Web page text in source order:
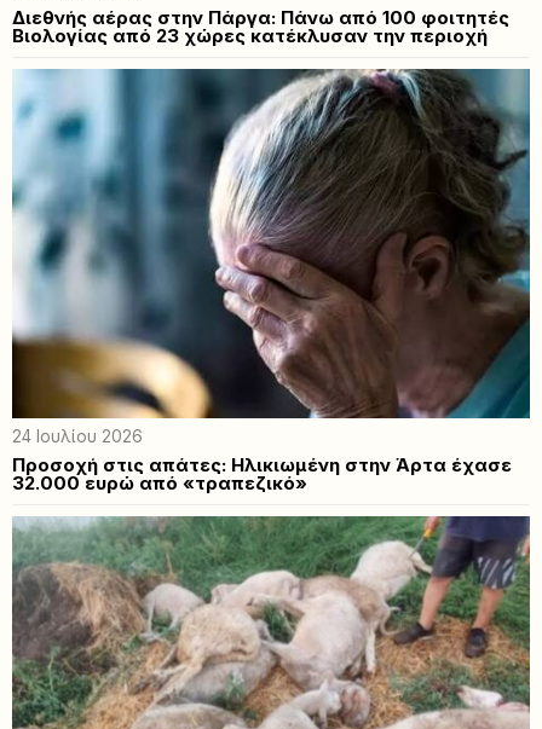
Διεθνής αέρας στην Πάργα: Πάνω από 100 φοιτητές
Βιολογίας από 23 χώρες κατέκλυσαν την περιοχή
24 Ιουλίου 2026
Προσοχή στις απάτες: Ηλικιωμένη στην Άρτα έχασε
32.000 ευρώ από «τραπεζικό»